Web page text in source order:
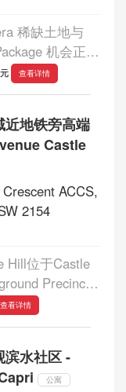
稀缺土地与
机会正式
Coomera
Road 核
开发项目，为
活品质与投资
查看详情
近地铁旁高端
Castle
ACCS,
2154
Hill位于Castle
Precinct
精心打造的1
4房公寓，距
享便捷交通
代生活方式为
查看详情
滨水社区 -
公寓